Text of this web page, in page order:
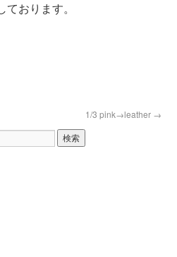
おります。
1/3 pink→leather →